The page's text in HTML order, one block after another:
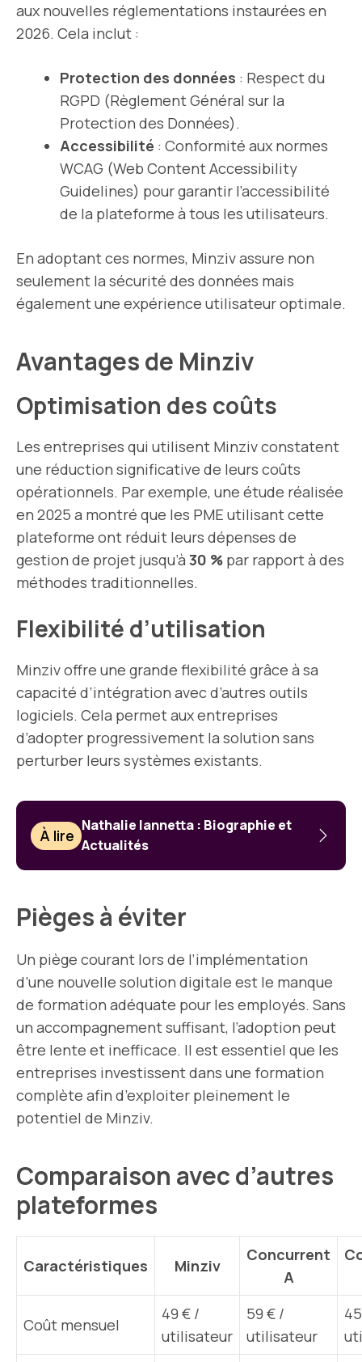
aux nouvelles réglementations instaurées en
2026. Cela inclut :
Protection des données : Respect du
RGPD (Règlement Général sur la
Protection des Données).
Accessibilité : Conformité aux normes
WCAG (Web Content Accessibility
Guidelines) pour garantir l’accessibilité
de la plateforme à tous les utilisateurs.
En adoptant ces normes, Minziv assure non
seulement la sécurité des données mais
également une expérience utilisateur optimale.
Avantages de Minziv
Optimisation des coûts
Les entreprises qui utilisent Minziv constatent
une réduction significative de leurs coûts
opérationnels. Par exemple, une étude réalisée
en 2025 a montré que les PME utilisant cette
plateforme ont réduit leurs dépenses de
gestion de projet jusqu’à 30 % par rapport à des
méthodes traditionnelles.
Flexibilité d’utilisation
Minziv offre une grande flexibilité grâce à sa
capacité d’intégration avec d’autres outils
logiciels. Cela permet aux entreprises
d’adopter progressivement la solution sans
perturber leurs systèmes existants.
À lire
Nathalie Iannetta : Biographie et
Actualités
Pièges à éviter
Un piège courant lors de l’implémentation
d’une nouvelle solution digitale est le manque
de formation adéquate pour les employés. Sans
un accompagnement suffisant, l’adoption peut
être lente et inefficace. Il est essentiel que les
entreprises investissent dans une formation
complète afin d’exploiter pleinement le
potentiel de Minziv.
Comparaison avec d’autres
plateformes
Caractéristiques Minziv
Concurrent
A
Coût mensuel
49 € /
utilisateur
59 € /
utilisateur